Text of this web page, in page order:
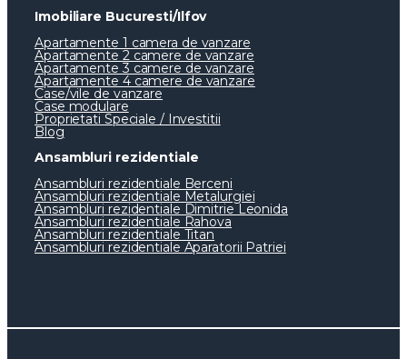
Imobiliare Bucuresti/Ilfov
Apartamente 1 camera de vanzare
Apartamente 2 camere de vanzare
Apartamente 3 camere de vanzare
Apartamente 4 camere de vanzare
Case/vile de vanzare
Case modulare
Proprietati Speciale / Investitii
Blog
Ansambluri rezidentiale
Ansambluri rezidentiale Berceni
Ansambluri rezidentiale Metalurgiei
Ansambluri rezidentiale Dimitrie Leonida
Ansambluri rezidentiale Rahova
Ansambluri rezidentiale Titan
Ansambluri rezidentiale Aparatorii Patriei